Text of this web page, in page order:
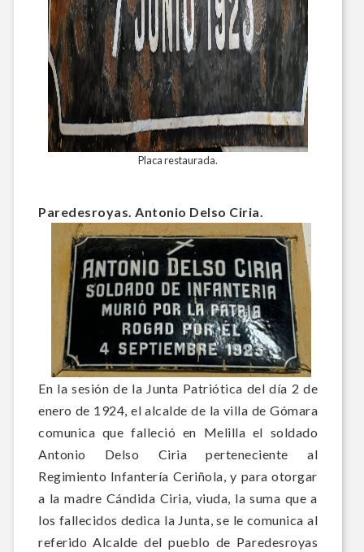
Placa restaurada.
Paredesroyas. Antonio Delso Ciria.
En la sesión de la Junta Patriótica del día 2 de
enero de 1924, el alcalde de la villa de Gómara
comunica que falleció en Melilla el soldado
Antonio Delso Ciria perteneciente al
Regimiento Infantería Ceriñola, y para otorgar
a la madre Cándida Ciria, viuda, la suma que a
los fallecidos dedica la Junta, se le comunica al
referido Alcalde del pueblo de Paredesroyas